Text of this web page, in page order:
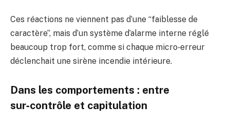
Ces réactions ne viennent pas d’une “faiblesse de
caractère”, mais d’un système d’alarme interne réglé
beaucoup trop fort, comme si chaque micro‑erreur
déclenchait une sirène incendie intérieure.
Dans les comportements : entre
sur‑contrôle et capitulation